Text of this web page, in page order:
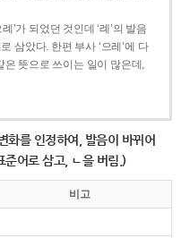
’가 되었던 것인데 ‘례’의 발음
삼았다. 한편 부사 ‘으레’에 다
은 뜻으로 쓰이는 일이 많은데,
화를 인정하여, 발음이 바뀌어
준어로 삼고, ㄴ을 버림.)
비고